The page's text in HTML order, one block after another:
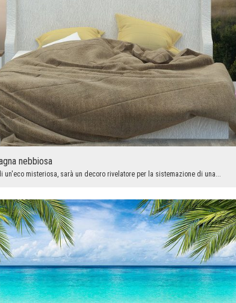
nebbiosa
un'eco misteriosa, sarà un decoro rivelatore per la sistemazione di una...